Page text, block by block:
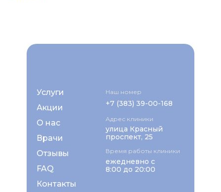
Услуги
Акции
Врачи
О нас
+7 (383) 39-00-168
Отзывы
FAQ
Контакты
Наш номер
ежедневно с
8:00 до 20:00
Время работы клиники
Адрес клиники
улица Красный
проспект, 25